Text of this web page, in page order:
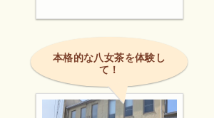
本格的な八女茶を体験し
て！